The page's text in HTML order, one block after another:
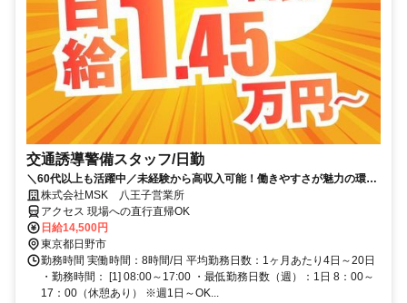
交通誘導警備スタッフ/日勤
＼60代以上も活躍中／未経験から高収入可能！働きやすさが魅力の環境
で警備員デビューをしませんか！【月収29万円可能！日払いもOK！】
勤務3日前迄シフト申請が可能です！週1日～・短期もOK！あなたのラ
イフスタイルに合わせてお仕事しませんか！未経験者大歓迎！年代幅広
く活躍しています。
株式会社MSK 八王子営業所
アクセス 現場への直行直帰OK
日給14,500円
東京都日野市
勤務時間 実働時間：8時間/日 平均勤務日数：1ヶ月あたり4日～20日
・勤務時間： [1] 08:00～17:00 ・最低勤務日数（週）：1日 8：00～
17：00（休憩あり） ※週1日～OK...